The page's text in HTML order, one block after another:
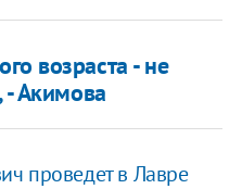
возраста - не
Акимова
проведет в Лавре